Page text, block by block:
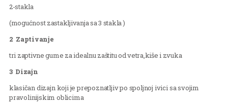
2-stakla
(mogućnost zastakljivanja sa 3 stakla )
2 Zaptivanje
tri zaptivne gume za idealnu zaštitu od vetra,kiše i zvuka
3 Dizajn
klasičan dizajn koji je prepoznatljiv po spoljnoj ivici sa svojim
pravolinijskim oblicima